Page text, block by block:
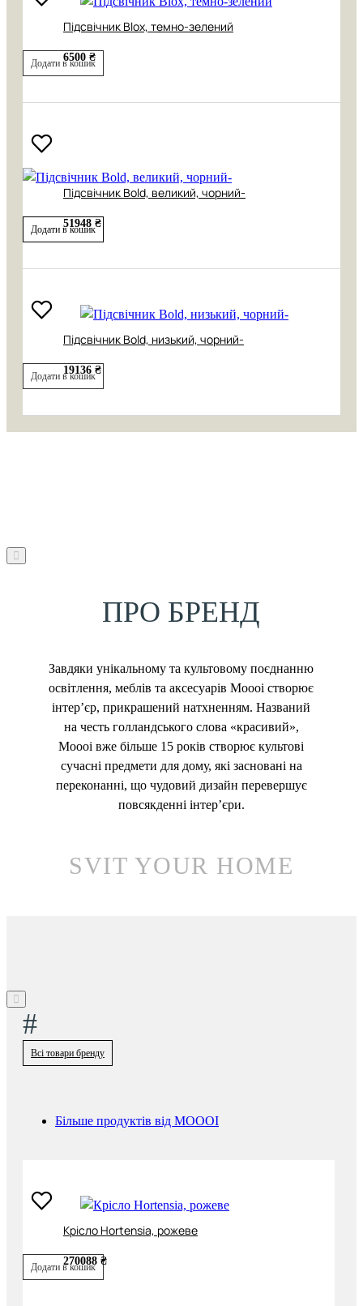
Підсвічник Blox, темно-зелений
6500 ₴
Додати в кошик
Підсвічник Bold, великий, чорний-
51948 ₴
Додати в кошик
Підсвічник Bold, низький, чорний-
19136 ₴
Додати в кошик
ПРО БРЕНД
Завдяки унікальному та культовому поєднанню
освітлення, меблів та аксесуарів Moooi створює
інтер’єр, прикрашений натхненням. Названий
на честь голландського слова «красивий»,
Moooi вже більше 15 років створює культові
сучасні предмети для дому, які засновані на
переконанні, що чудовий дизайн перевершує
повсякденні інтер’єри.
SVIT YOUR HOME
#
Всі товари бренду
Більше продуктів від MOOOI
Крісло Hortensia, рожеве
270088 ₴
Додати в кошик